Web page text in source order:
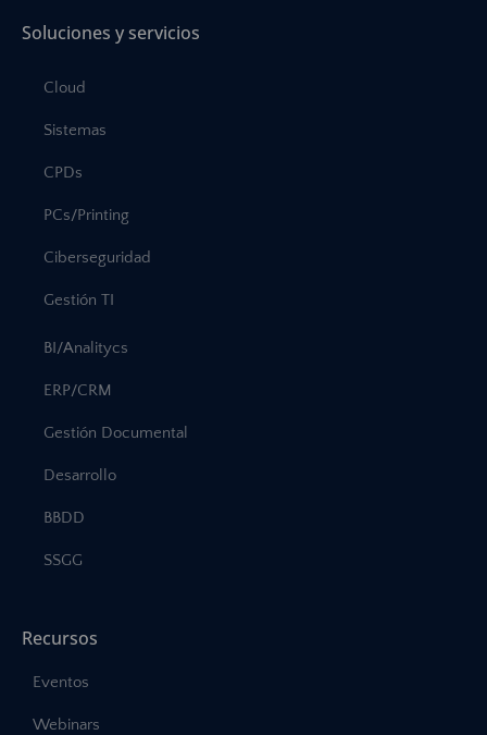
Soluciones y servicios
Cloud
Sistemas
CPDs
PCs/Printing
Ciberseguridad
Gestión TI
BI/Analitycs
ERP/CRM
Gestión Documental
Desarrollo
BBDD
SSGG
Recursos
Eventos
Webinars